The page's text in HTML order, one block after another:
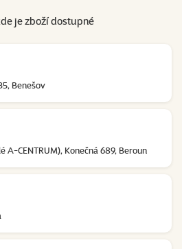
je zboží dostupné
Benešov
A-CENTRUM), Konečná 689, Beroun